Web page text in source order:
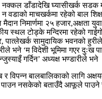
डाँडादेखि घ्यासीखर्क सडक
माचखर्कमा रहेको बाल
निमार्णमा २५
स्थल टोड्के मन्दिरमा रहेको
पात्लेखर्क सामुदायिक भवनको
भने ‘म विदेशी भूमिमा गएर दुःख
गर्दिन’ अध्यक्ष भण्डारीले भने
र विपन्न बालबालिकाको लागि
नसकेको बताउँदै आफूले पाउने